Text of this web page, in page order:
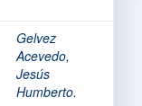
Gelvez
Acevedo,
Jesús
Humberto.